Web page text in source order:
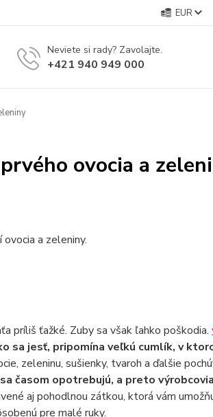
EUR
Neviete si rady? Zavolajte.
+421 940 949 000
ovocia a
a zeleniny.
príliš ťažké. Zuby sa však ľahko poškodia.
sa jesť, pripomína veľkú cumlík, v
zeleninu, sušienky, tvaroh a ďalšie
časom opotrebujú, a preto
aj pohodlnou zátkou, ktorá vám
pre malé ruky.